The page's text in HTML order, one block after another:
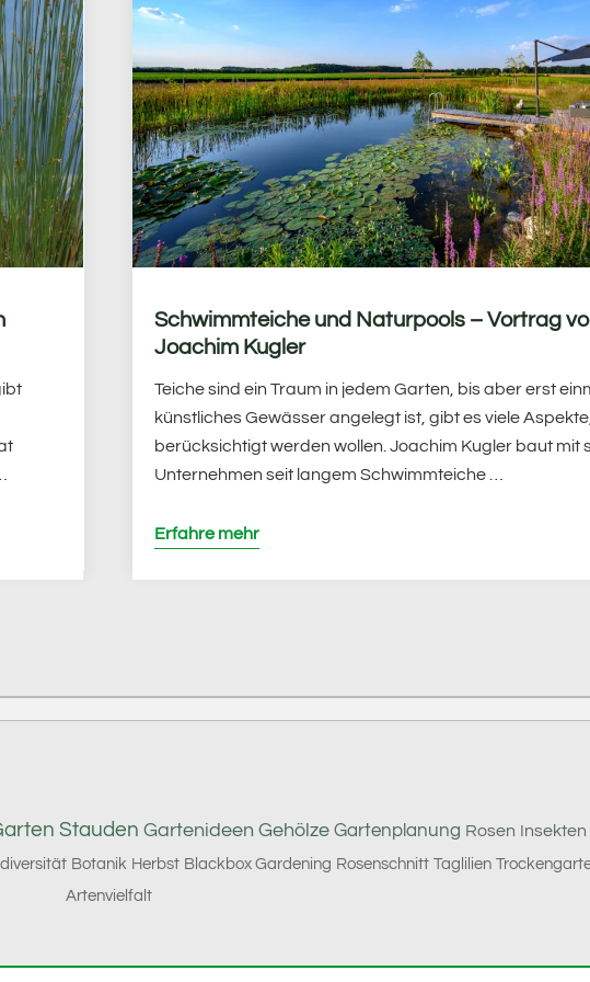
Schwimmteiche und Naturpools – Vortrag
Joachim Kugler
Teiche sind ein Traum in jedem Garten, bis aber erst
künstliches Gewässer angelegt ist, gibt es viele
berücksichtigt werden wollen. Joachim Kugler baut mit
Unternehmen seit langem Schwimmteiche …
Erfahre mehr
Stauden Gartenideen Gehölze Gartenplanung Rosen Insekten
Botanik Herbst Blackbox Gardening Rosenschnitt Taglilien
Artenvielfalt